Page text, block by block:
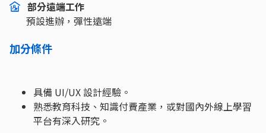
部分遠端工作
預設進辦，彈性遠端
加分條件
具備 UI/UX 設計經驗。
熟悉教育科技、知識付費產業，或對國內外線上學習
平台有深入研究。